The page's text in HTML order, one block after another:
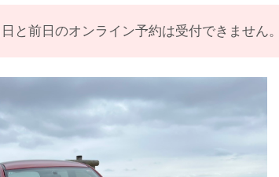
と前日のオンライン予約は受付できません。